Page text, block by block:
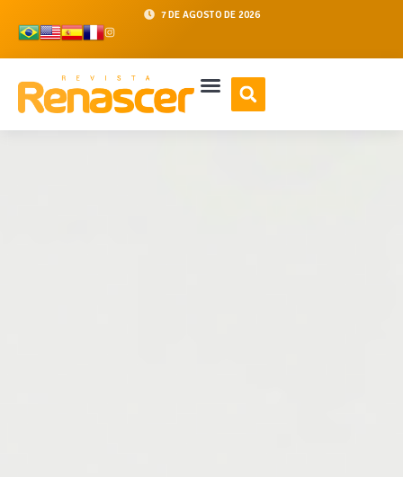
7 DE AGOSTO DE 2026